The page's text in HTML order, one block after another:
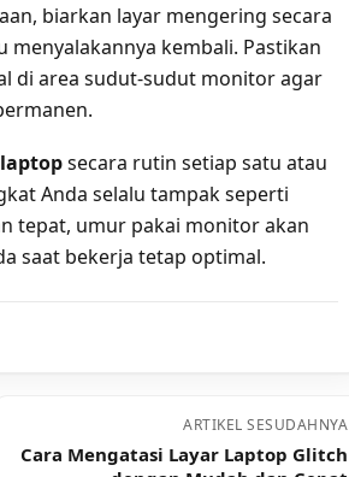
biarkan layar mengering secara
kembali. Pastikan
di area sudut-sudut monitor agar
secara rutin setiap satu atau
Anda selalu tampak seperti
tepat, umur pakai monitor akan
saat bekerja tetap optimal.
ARTIKEL SESUDAHNYA
Cara Mengatasi Layar Laptop Glitch